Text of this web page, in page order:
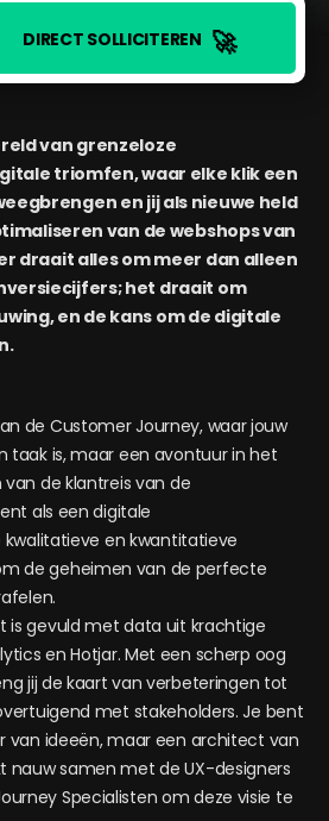
DIRECT SOLLICITEREN 🚀
van grenzeloze
triomfen, waar elke klik een
en jij als nieuwe held
van de webshops van
draait alles om meer dan alleen
het draait om
en de kans om de digitale
de Customer Journey, waar jouw
taak is, maar een avontuur in het
de klantreis van de
als een digitale
kwalitatieve en kwantitatieve
de geheimen van de perfecte
is gevuld met data uit krachtige
en Hotjar. Met een scherp oog
jij de kaart van verbeteringen tot
met stakeholders. Je bent
van ideeën, maar een architect van
nauw samen met de UX-designers
Specialisten om deze visie te